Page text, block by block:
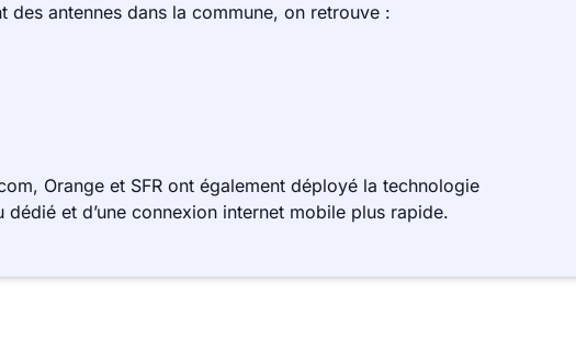
des antennes dans la commune, on retrouve :
Orange et SFR ont également déployé la technologie
et d’une connexion internet mobile plus rapide.